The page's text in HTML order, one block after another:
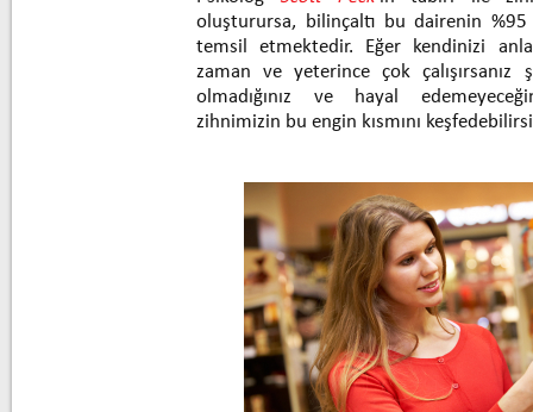
oluşturursa, bilinçaltı bu dairenin %95
temsil etmektedir. Eğer kendinizi
zaman ve yeterince çok
olmadığınız ve hayal
zihnimizin bu engin kısmını